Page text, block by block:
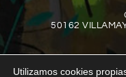
50162
Utilizamos cookies